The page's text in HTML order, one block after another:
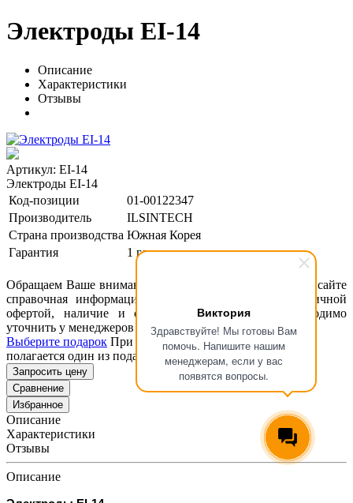
Виктория
Здравствуйте! Мы готовы Вам
помочь. Напишите нашим
менеджерам, если у вас
появятся вопросы.
Электроды EI-14
Описание
Характеристики
Отзывы
Артикул: EI-14
Электроды EI-14
Код-позиции
01-00122347
Производитель
ILSINTECH
Страна производства Южная Корея
Гарантия
1 год
Обращаем Ваше внимание, что размещенная на данном сайте
справочная информация о товарах не является публичной
офертой, наличие и стоимость оборудования необходимо
уточнить у менеджеров ООО "Концепт Технологии".
Выберите подарок При покупке данного товара вам
полагается один из подарков представленных ниже
Запросить цену
Сравнение
Избранное
Описание
Характеристики
Отзывы
Описание